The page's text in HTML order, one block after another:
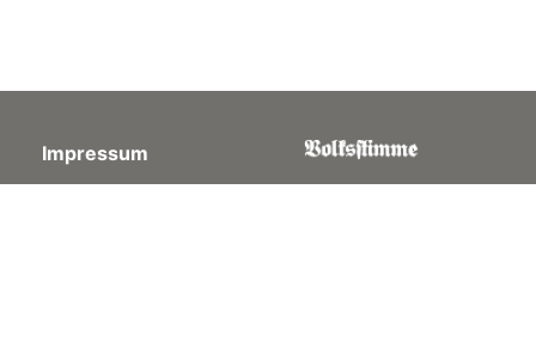
Impressum